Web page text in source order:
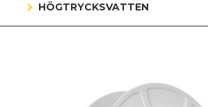
HÖGTRYCKSVATTEN